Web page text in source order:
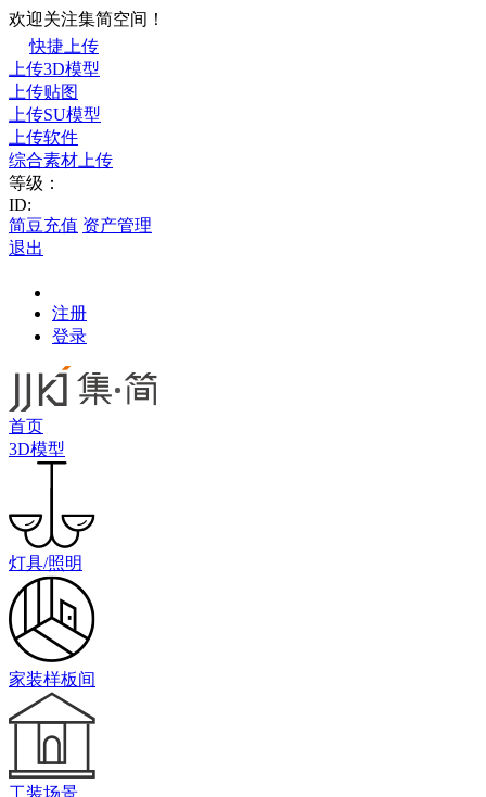
欢迎关注集简空间！
快捷上传
上传3D模型
上传贴图
上传SU模型
上传软件
综合素材上传
等级：
ID:
简豆充值 资产管理
退出
注册
登录
首页
3D模型
灯具/照明
家装样板间
工装场景